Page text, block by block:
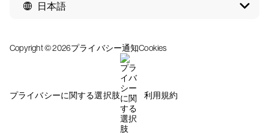
日本語
Copyright © 2026プライバシー通知Cookies
プライバシーに関する選択肢 利用規約